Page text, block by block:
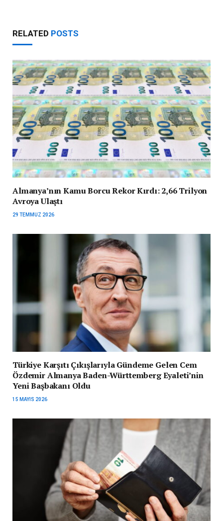
RELATED POSTS
Almanya’nın Kamu Borcu Rekor Kırdı: 2,66 Trilyon
Avroya Ulaştı
29 TEMMUZ 2026
Türkiye Karşıtı Çıkışlarıyla Gündeme Gelen Cem
Özdemir Almanya Baden-Württemberg Eyaleti’nin
Yeni Başbakanı Oldu
15 MAYIS 2026